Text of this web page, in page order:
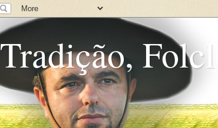
Tradição,